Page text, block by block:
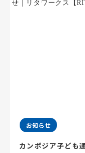
お知らせ
カンボジア子ども